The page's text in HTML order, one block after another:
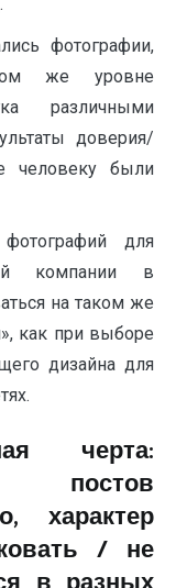
фотографии,
же уровне
различными
доверия/
человеку были
для
компании в
на таком же
как при выборе
дизайна для
черта:
постов
характер
/ не